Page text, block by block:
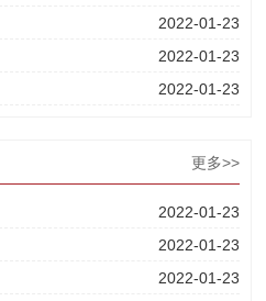
2022-01-23
2022-01-23
2022-01-23
更多>>
2022-01-23
2022-01-23
2022-01-23